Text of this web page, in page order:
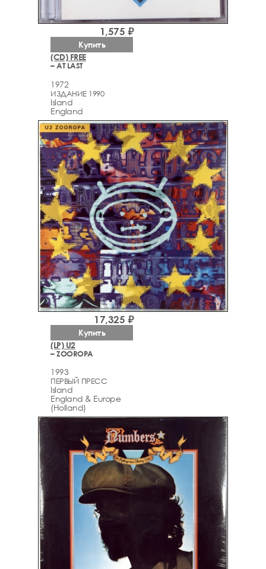
(CD) FREE
– AT LAST
1972
ИЗДАНИЕ 1990
Island
England
1,575 ₽
Купить
(LP) U2
– ZOOROPA
1993
ПЕРВЫЙ ПРЕСС
Island
England & Europe
(Holland)
17,325 ₽
Купить